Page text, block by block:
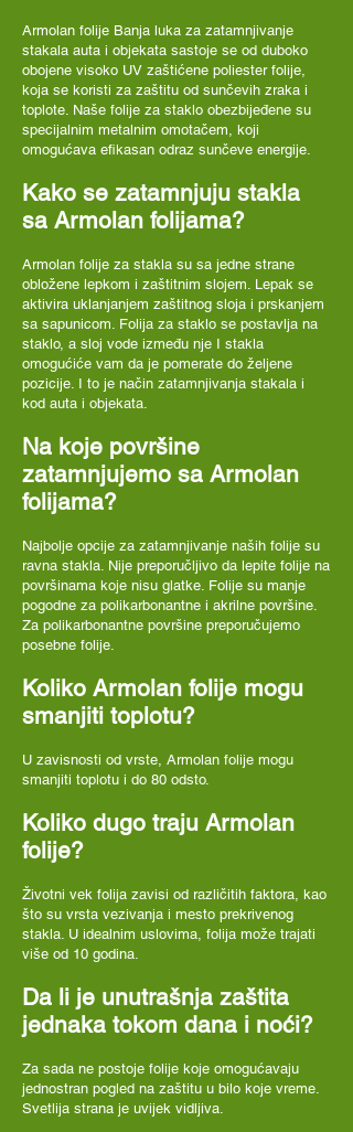
Armolan folije Banja luka za zatamnjivanje
stakala auta i objekata sastoje se od duboko
obojene visoko UV zaštićene poliester folije,
koja se koristi za zaštitu od sunčevih zraka i
toplote. Naše folije za staklo obezbijeđene su
specijalnim metalnim omotačem, koji
omogućava efikasan odraz sunčeve energije.
Kako se zatamnjuju stakla
sa Armolan folijama?
Armolan folije za stakla su sa jedne strane
obložene lepkom i zaštitnim slojem. Lepak se
aktivira uklanjanjem zaštitnog sloja i prskanjem
sa sapunicom. Folija za staklo se postavlja na
staklo, a sloj vode između nje I stakla
omogućiće vam da je pomerate do željene
pozicije. I to je način zatamnjivanja stakala i
kod auta i objekata.
Na koje površine
zatamnjujemo sa Armolan
folijama?
Najbolje opcije za zatamnjivanje naših folije su
ravna stakla. Nije preporučljivo da lepite folije na
površinama koje nisu glatke. Folije su manje
pogodne za polikarbonantne i akrilne površine.
Za polikarbonantne površine preporučujemo
posebne folije.
Koliko Armolan folije mogu
smanjiti toplotu?
U zavisnosti od vrste, Armolan folije mogu
smanjiti toplotu i do 80 odsto.
Koliko dugo traju Armolan
folije?
Životni vek folija zavisi od različitih faktora, kao
što su vrsta vezivanja i mesto prekrivenog
stakla. U idealnim uslovima, folija može trajati
više od 10 godina.
Da li je unutrašnja zaštita
jednaka tokom dana i noći?
Za sada ne postoje folije koje omogućavaju
jednostran pogled na zaštitu u bilo koje vreme.
Svetlija strana je uvijek vidljiva.